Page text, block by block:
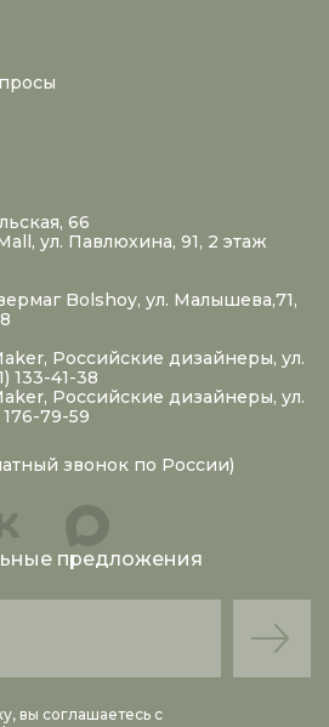
66
ул. Павлюхина, 91, 2 этаж
Bolshoy, ул. Малышева,71,
Российские дизайнеры, ул.
133-41-38
Российские дизайнеры, ул.
79-59
звонок по России)
предложения
вы соглашаетесь с